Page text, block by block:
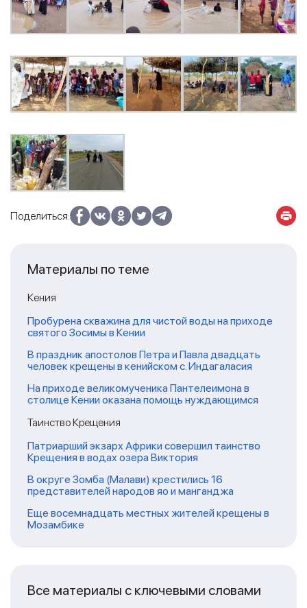
Поделиться:
Материалы по теме
Кения
Пробурена скважина для чистой воды на приходе
святого Зосимы в Кении
В праздник апостолов Петра и Павла двадцать
человек крещены в кенийском с. Индагаласия
На приходе великомученика Пантелеимона в
столице Кении оказана помощь нуждающимся
Таинство Крещения
Патриарший экзарх Африки совершил таинство
Крещения в водах озера Виктория
В округе Зомба (Малави) крестились 16
представителей народов яо и манганджа
Еще восемнадцать местных жителей крещены в
Мозамбике
Все материалы с ключевыми словами